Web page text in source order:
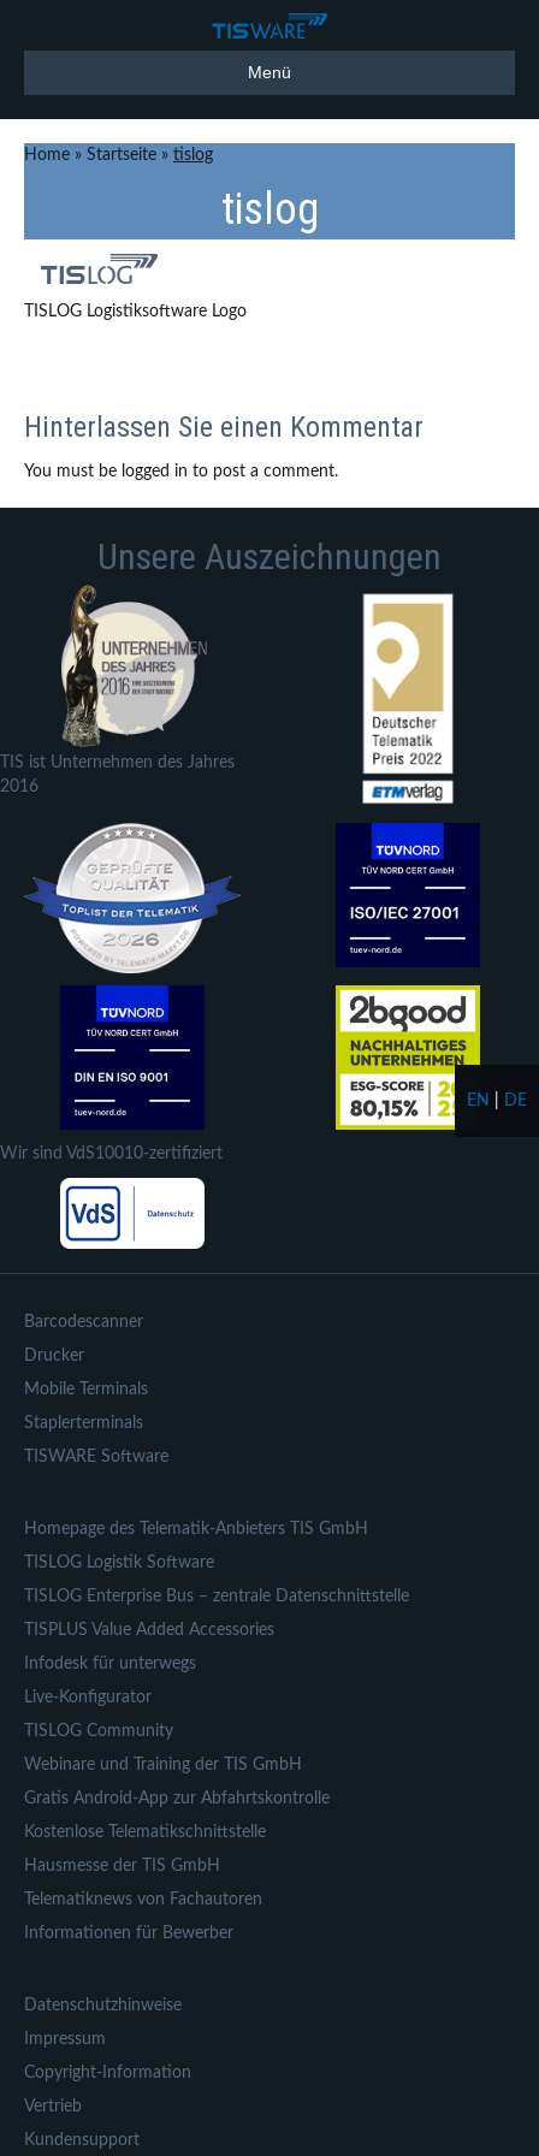
Menü
Home » Startseite » tislog
tislog
TISLOG Logistiksoftware Logo
Hinterlassen Sie einen Kommentar
You must be logged in to post a comment.
Unsere Auszeichnungen
TIS ist Unternehmen des Jahres
2016
Wir sind VdS10010-zertifiziert
Barcodescanner
Drucker
Mobile Terminals
Staplerterminals
TISWARE Software
Homepage des Telematik-Anbieters TIS GmbH
TISLOG Logistik Software
TISLOG Enterprise Bus – zentrale Datenschnittstelle
TISPLUS Value Added Accessories
Infodesk für unterwegs
Live-Konfigurator
TISLOG Community
Webinare und Training der TIS GmbH
Gratis Android-App zur Abfahrtskontrolle
Kostenlose Telematikschnittstelle
Hausmesse der TIS GmbH
Telematiknews von Fachautoren
Informationen für Bewerber
Datenschutzhinweise
Impressum
Copyright-Information
Vertrieb
Kundensupport
EN DE